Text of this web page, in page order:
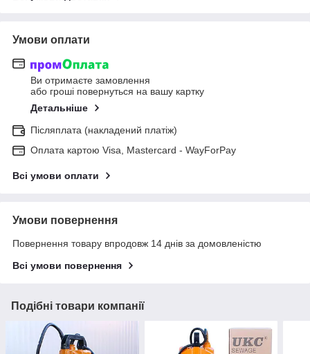
Умови оплати
Ви отримаєте замовлення
або гроші повернуться на вашу картку
Детальніше
Післяплата (накладений платіж)
Оплата картою Visa, Mastercard - WayForPay
Всі умови оплати
Умови повернення
Повернення товару впродовж 14 днів за домовленістю
Всі умови повернення
Подібні товари компанії